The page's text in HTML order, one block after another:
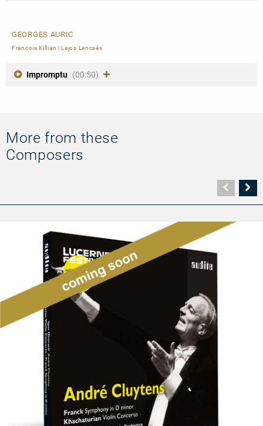
GEORGES AURIC
Francois Killian |Lajos Lencsés
Impromptu (00:50)
More from these
Composers
Seite